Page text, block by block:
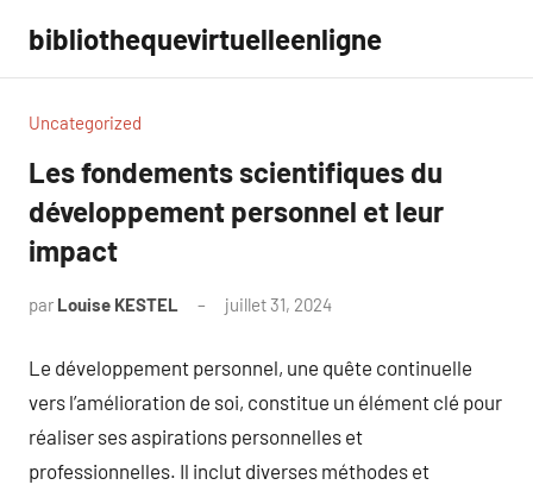
contenu
bibliothequevirtuelleenligne
Uncategorized
Les fondements scientifiques du
développement personnel et leur
impact
par Louise KESTEL juillet 31, 2024
Le développement personnel, une quête continuelle
vers l’amélioration de soi, constitue un élément clé pour
réaliser ses aspirations personnelles et
professionnelles. Il inclut diverses méthodes et